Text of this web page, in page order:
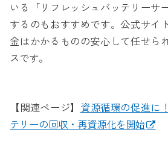
いる「リフレッシュバッテリーサ
するのもおすすめです。公式サイ
金はかかるものの安心して任せら
スです。
【関連ページ】 資源循環の促進に
テリーの回収・再資源化を開始